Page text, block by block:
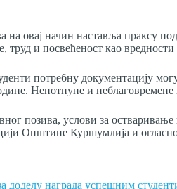
на овај начин наставља праксу
труд и посвећеност као
потребну документацију
Непотпуне и неблаговремене
позива, услови за
Општине Куршумлија и
доделу награда успешним